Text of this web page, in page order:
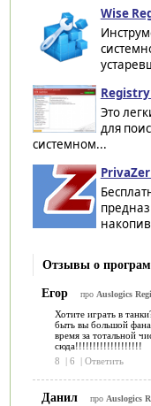
Wise
Это
для
системном...
Отзывы о
Егор
про Auslogics
Хотите играть в
быть вы большой
время за тотальной
сюда!!!!!!!!!!!!!!!!!!!
8
6 Ответить
Данил про Auslogics